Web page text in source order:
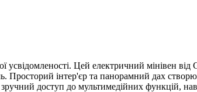
усвідомленості. Цей електричний мінівен
Просторий інтер'єр та панорамний дах
доступ до мультимедійних функцій,